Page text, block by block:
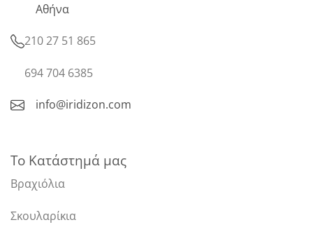
Αθήνα
210 27 51 865
694 704 6385
info@iridizon.com
Το Κατάστημά μας
Βραχιόλια
Σκουλαρίκια